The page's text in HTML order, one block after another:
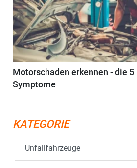
Motorschaden erkennen - die 5
Symptome
KATEGORIE
Unfallfahrzeuge